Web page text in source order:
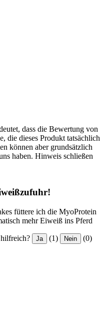
dass die Bewertung von
die dieses Produkt tatsächlich
können aber grundsätzlich
haben. Hinweis schließen
füttere ich die MyoProtein
mehr Eiweiß ins Pferd
Ja (1) Nein (0)